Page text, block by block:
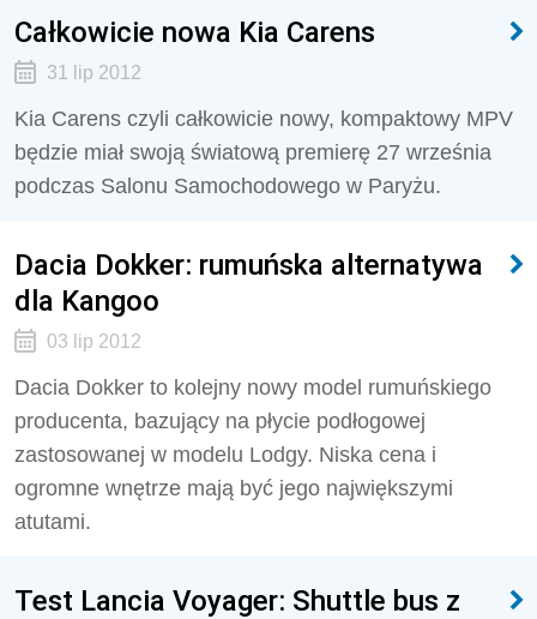
Całkowicie nowa Kia Carens
31 lip 2012
Kia Carens czyli całkowicie nowy, kompaktowy MPV
będzie miał swoją światową premierę 27 września
podczas Salonu Samochodowego w Paryżu.
Dacia Dokker: rumuńska alternatywa
dla Kangoo
03 lip 2012
Dacia Dokker to kolejny nowy model rumuńskiego
producenta, bazujący na płycie podłogowej
zastosowanej w modelu Lodgy. Niska cena i
ogromne wnętrze mają być jego największymi
atutami.
Test Lancia Voyager: Shuttle bus z